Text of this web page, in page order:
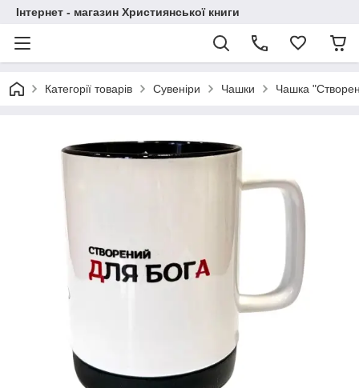
Інтернет - магазин Християнської книги
Категорії товарів Сувеніри Чашки Чашка